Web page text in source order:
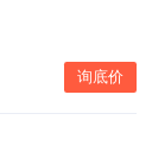
询底价